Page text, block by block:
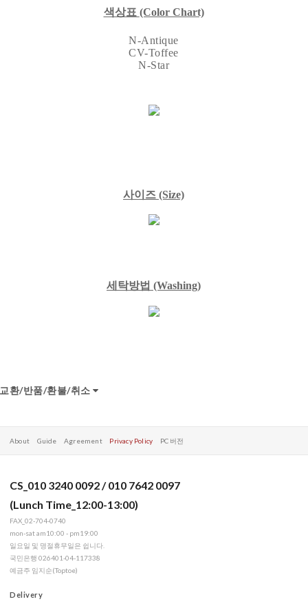
색상표 (Color Chart)
N-Antique
CV-Toffee
N-Star
사이즈 (Size)
세탁방법 (Washing)
교환/반품/환불/취소
About Guide Agreement Privacy Policy PC 버전
CS_010 3240 0092 / 010 7642 0097
(Lunch Time_12:00-13:00)
FAX_02-704-0740
mon-sat am10:00 - pm19:00
일요일 및 명절휴무일은 쉽니다.
국민은행 026401-04-117338
예금주 임지순(Toptoe)
Delivery